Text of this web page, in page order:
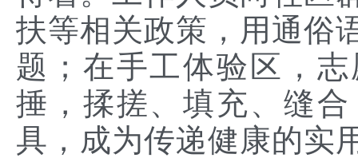
扶等相关政策，用通俗
题；在手工体验区，
捶，揉搓、填充、缝
具，成为传递健康的实